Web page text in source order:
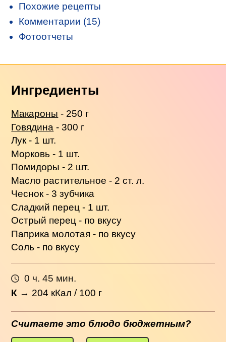
Похожие рецепты
Комментарии (15)
Фотоотчеты
Ингредиенты
Макароны - 250 г
Говядина - 300 г
Лук - 1 шт.
Морковь - 1 шт.
Помидоры - 2 шт.
Масло растительное - 2 ст. л.
Чеснок - 3 зубчика
Сладкий перец - 1 шт.
Острый перец - по вкусу
Паприка молотая - по вкусу
Соль - по вкусу
0 ч. 45 мин.
К → 204 кКал / 100 г
Считаете это блюдо бюджетным?